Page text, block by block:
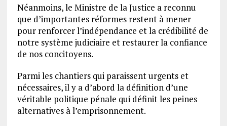
Néanmoins, le Ministre de la Justice a reconnu
que d’importantes réformes restent à mener
pour renforcer l’indépendance et la crédibilité de
notre système judiciaire et restaurer la confiance
de nos concitoyens.
Parmi les chantiers qui paraissent urgents et
nécessaires, il y a d’abord la définition d’une
véritable politique pénale qui définit les peines
alternatives à l’emprisonnement.